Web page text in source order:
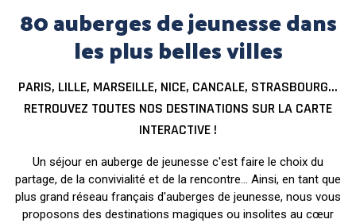
80 auberges de jeunesse dans
les plus belles villes
PARIS, LILLE, MARSEILLE, NICE, CANCALE, STRASBOURG...
RETROUVEZ TOUTES NOS DESTINATIONS SUR LA CARTE
INTERACTIVE !
Un séjour en auberge de jeunesse c'est faire le choix du
partage, de la convivialité et de la rencontre... Ainsi, en tant que
plus grand réseau français d'auberges de jeunesse, nous vous
proposons des destinations magiques ou insolites au cœur